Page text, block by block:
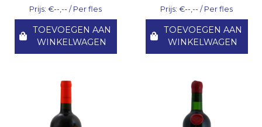
Prijs: €--,-- / Per fles
TOEVOEGEN AAN
WINKELWAGEN
Prijs: €--,-- / Per fles
TOEVOEGEN AAN
WINKELWAGEN